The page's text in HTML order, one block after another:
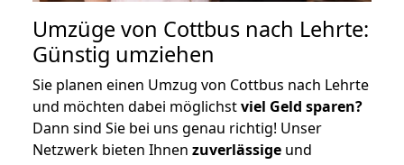
Umzüge von Cottbus nach Lehrte:
Günstig umziehen
Sie planen einen Umzug von Cottbus nach Lehrte
und möchten dabei möglichstviel Geld sparen?
Dann sind Sie bei uns genau richtig! Unser
Netzwerk bieten Ihnen zuverlässige und